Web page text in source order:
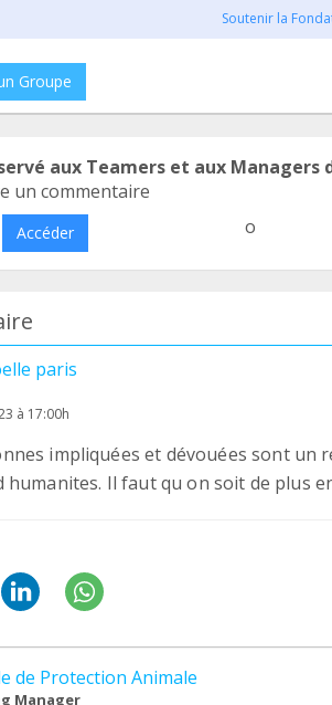
Soutenir la
Groupe
aux Teamers et aux Managers
un commentaire
Accéder o
paris
à 17:00h
impliquées et dévouées sont un
humanites. Il faut qu on soit de plus
de Protection Animale
Manager